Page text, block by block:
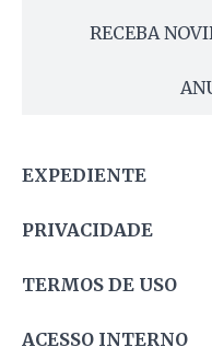
RECEBA
EXPEDIENTE
PRIVACIDADE
TERMOS DE USO
ACESSO INTERNO